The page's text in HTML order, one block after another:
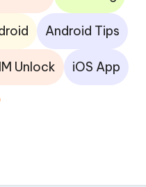
Android Tips
Unlock iOS App